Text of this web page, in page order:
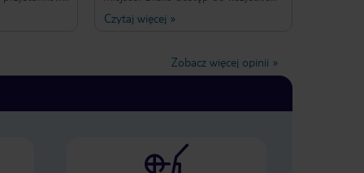
nie
czysty,
jest to
Bardzo
możliwych środków transportu oraz
atrakcji! Hotel ma WSZYSTKO coiec
do wszelkich trunków, telewizji i gier.
Obsługa BARDZO miła i pomocna!
zsunięte do siebie, które rozjeżdżają
Czytaj więcej »
Zobacz więcej opinii »